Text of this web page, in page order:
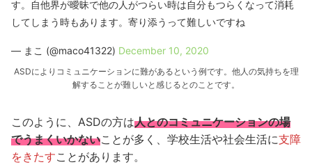
す。自他界が曖昧で他の人がつらい時は自分もつらくなって消耗
してしまう時もあります。寄り添うって難しいですね
— まこ (@maco41322) December 10, 2020
ASDによりコミュニケーションに難があるという例です。他人の気持ちを理
解することが難しいと感じるとのことです。
このように、ASDの方は人とのコミュニケーションの場
でうまくいかないことが多く、学校生活や社会生活に支障
をきたすことがあります。